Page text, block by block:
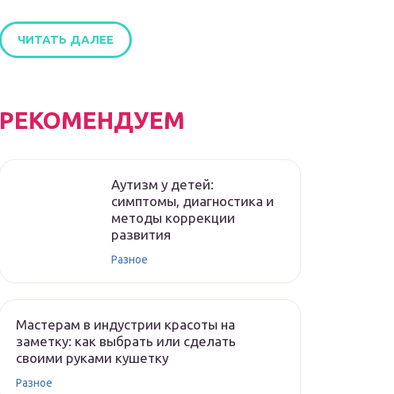
ЧИТАТЬ ДАЛЕЕ
РЕКОМЕНДУЕМ
Аутизм у детей:
симптомы, диагностика и
методы коррекции
развития
Разное
Мастерам в индустрии красоты на
заметку: как выбрать или сделать
своими руками кушетку
Разное